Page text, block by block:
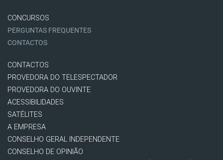
CONCURSOS
PERGUNTAS FREQUENTES
CONTACTOS
CONTACTOS
PROVEDORA DO TELESPECTADOR
PROVEDORA DO OUVINTE
ACESSIBILIDADES
SATÉLITES
A EMPRESA
CONSELHO GERAL INDEPENDENTE
CONSELHO DE OPINIÃO